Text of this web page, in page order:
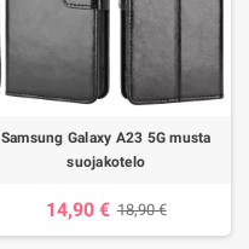
Samsung Galaxy A23 5G musta
suojakotelo
14,90 € 18,90 €